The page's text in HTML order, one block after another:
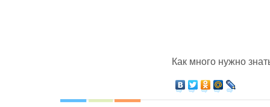
Как много нужно